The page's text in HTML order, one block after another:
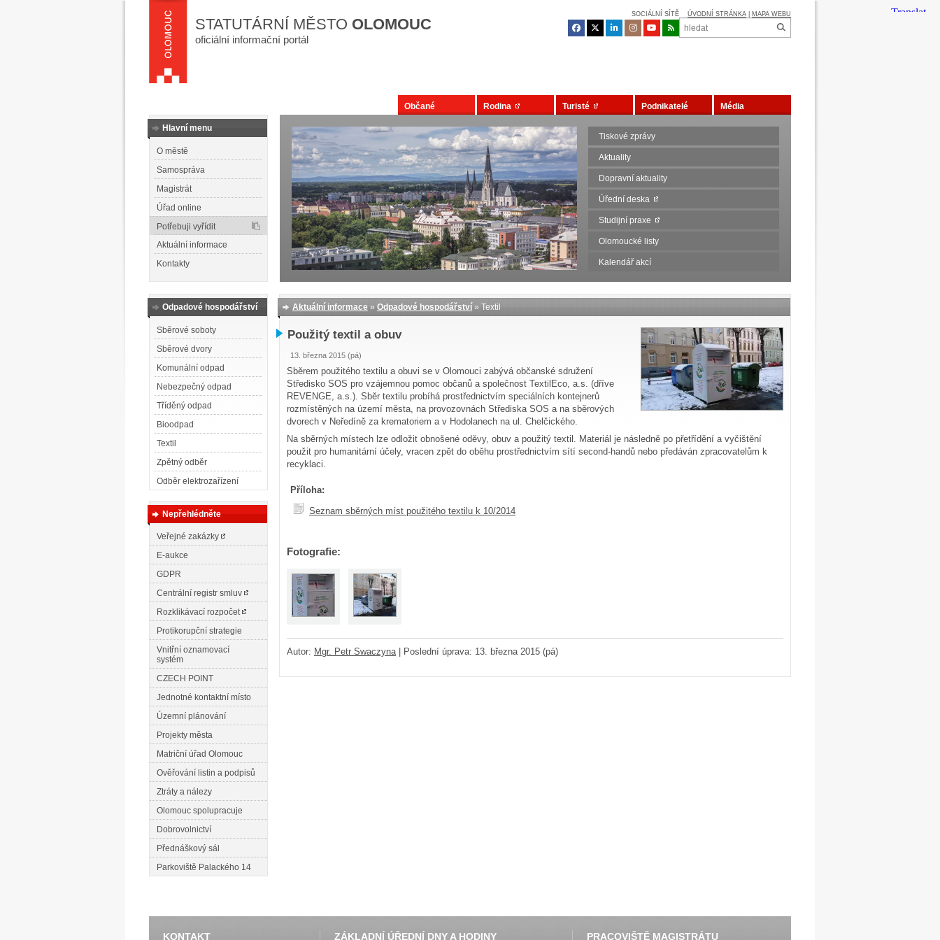
STATUTÁRNÍ MĚSTO OLOMOUC
oficiální informační portál
SOCIÁLNÍ SÍTĚ ÚVODNÍ STRÁNKA MAPA WEBU
Hlavní menu
O městě
Samospráva
Magistrát
Úřad online
Potřebuji vyřídit
Aktuální informace
Kontakty
Občané Rodina Turisté Podnikatelé Média
Tiskové zprávy
Aktuality
Dopravní aktuality
Úřední deska
Studijní praxe
Olomoucké listy
Kalendář akcí
Odpadové hospodářství
Sběrové soboty
Sběrové dvory
Komunální odpad
Nebezpečný odpad
Tříděný odpad
Bioodpad
Textil
Zpětný odběr
Odběr elektrozařízení
Nepřehlédněte
Veřejné zakázky
E-aukce
GDPR
Centrální registr smluv
Rozklikávací rozpočet
Protikorupční strategie
Vnitřní oznamovací
systém
CZECH POINT
Jednotné kontaktní místo
Územní plánování
Projekty města
Matriční úřad Olomouc
Ověřování listin a podpisů
Ztráty a nálezy
Olomouc spolupracuje
Dobrovolnictví
Přednáškový sál
Parkoviště Palackého 14
Aktuální informace » Odpadové hospodářství » Textil
Použitý textil a obuv
13. března 2015 (pá)
Sběrem použitého textilu a obuvi se v Olomouci zabývá občanské sdružení
Středisko SOS pro vzájemnou pomoc občanů a společnost TextilEco, a.s. (dříve
REVENGE, a.s.). Sběr textilu probíhá prostřednictvím speciálních kontejnerů
rozmístěných na území města, na provozovnách Střediska SOS a na sběrových
dvorech v Neředíně za krematoriem a v Hodolanech na ul. Chelčického.
Na sběrných místech lze odložit obnošené oděvy, obuv a použitý textil. Materiál je následně po přetřídění a vyčištění
použit pro humanitární účely, vracen zpět do oběhu prostřednictvím sítí second-handů nebo předáván zpracovatelům k
recyklaci.
Příloha:
Seznam sběrných míst použitého textilu k 10/2014
Fotografie:
Autor: Mgr. Petr Swaczyna| Poslední úprava: 13. března 2015 (pá)
KONTAKT ZÁKLADNÍ ÚŘEDNÍ DNY A HODINY PRACOVIŠTĚ MAGISTRÁTU